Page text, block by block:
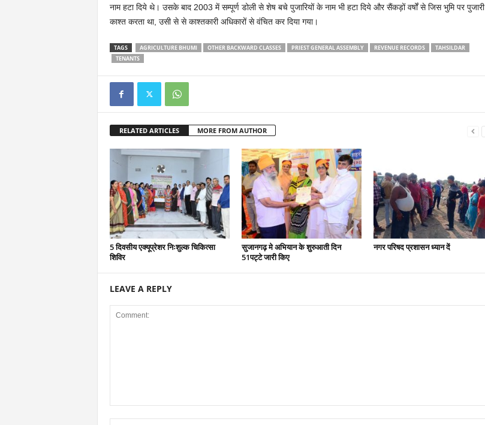
नाम हटा दिये थे। उसके बाद 2003 में सम्पूर्ण डोली से शेष बचे पुजारियों के नाम भी हटा दिये और सैंकड़ों वर्षों से जिस भुमि पर पुजारी
काश्त करता था, उसी से से काश्तकारी अधिकारों से वंचित कर दिया गया।
TAGS AGRICULTURE BHUMI OTHER BACKWARD CLASSES PRIEST GENERAL ASSEMBLY REVENUE RECORDS
TAHSILDAR
TENANTS
RELATED ARTICLES MORE FROM AUTHOR
5 दिवसीय एक्यूप्रेशर निःशुल्क चिकित्सा
शिविर
सुजानगढ़ मे अभियान के शुरुआती दिन
51पट्टे जारी किए
नगर परिषद प्रशासन ध्यान दें
LEAVE A REPLY